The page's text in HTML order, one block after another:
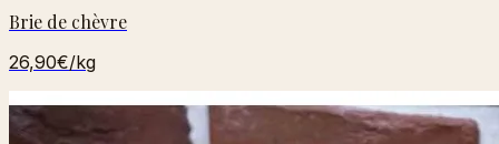
Brie de chèvre
26,90€/kg